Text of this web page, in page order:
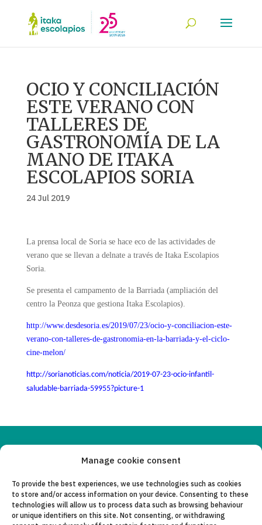
Manage cookie consent
To provide the best experiences, we use technologies such as cookies
to store and/or access information on your device. Consenting to these
technologies will allow us to process data such as browsing behaviour
or unique identifiers on this site. Not consenting, or withdrawing
OCIO Y CONCILIACIÓN
ESTE VERANO CON
TALLERES DE
GASTRONOMÍA DE LA
MANO DE ITAKA
ESCOLAPIOS SORIA
24 Jul 2019
La prensa local de Soria se hace eco de las actividades de
verano que se llevan a delnate a través de Itaka Escolapios
Soria.
Se presenta el campamento de la Barriada (ampliación del
centro la Peonza que gestiona Itaka Escolapios).
http://www.desdesoria.es/2019/07/23/ocio-y-conciliacion-este-
verano-con-talleres-de-gastronomia-en-la-barriada-y-el-ciclo-
cine-melon/
http://sorianoticias.com/noticia/2019-07-23-ocio-infantil-
saludable-barriada-59955?picture-1
LEGAL NOTICE
PRIVACY POLICY